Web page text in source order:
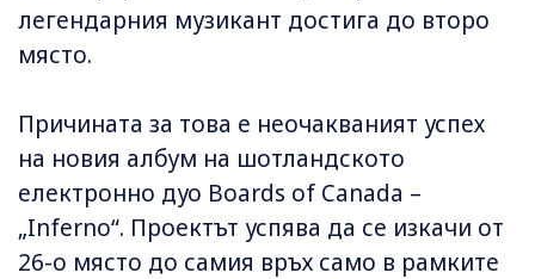
легендарния музикант достига до второ
място.
Причината за това е неочакваният успех
на новия албум на шотландското
електронно дуо Boards of Canada –
„Inferno“. Проектът успява да се изкачи от
26-о място до самия връх само в рамките